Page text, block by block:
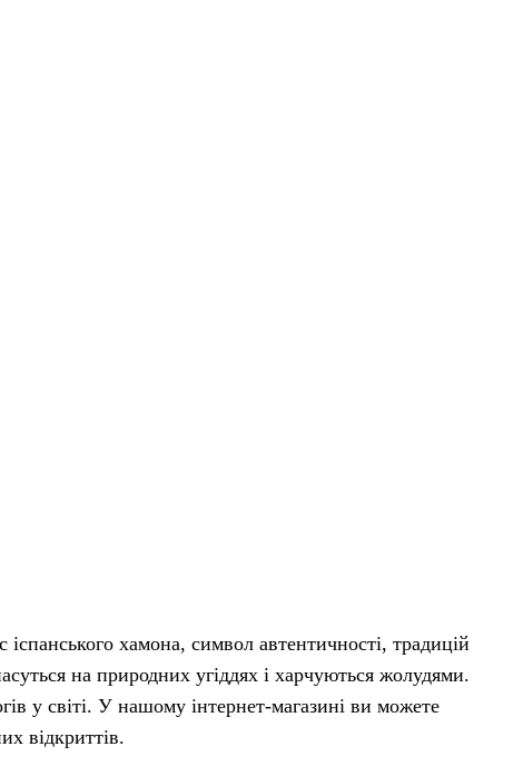
хамона, символ автентичності, традицій
на природних угіддях і харчуються жолудями.
у світі. У нашому інтернет-магазині ви можете
відкриттів.